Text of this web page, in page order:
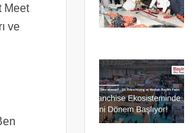
Meet
ve